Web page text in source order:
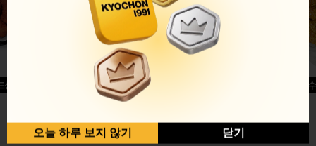
글윙
반반순살[레드+허니]
허니옥
오늘 하루 보지 않기 닫기